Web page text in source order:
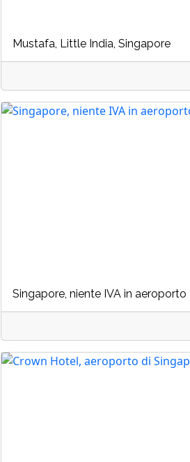
Mustafa, Little India, Singapore
Singapore, niente IVA in aeroporto